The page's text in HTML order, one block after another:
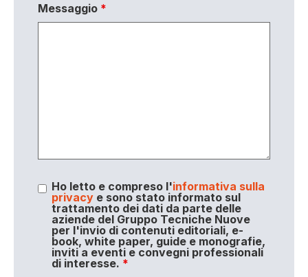
Messaggio *
Ho letto e compreso l'informativa sulla
privacye sono stato informato sul
trattamento dei dati da parte delle
aziende del Gruppo Tecniche Nuove
per l'invio di contenuti editoriali, e-
book, white paper, guide e monografie,
inviti a eventi e convegni professionali
di interesse. *